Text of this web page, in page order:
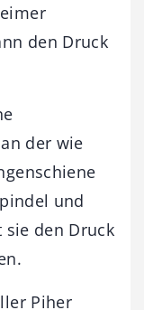
den Druck
der wie
und
den Druck
Piher